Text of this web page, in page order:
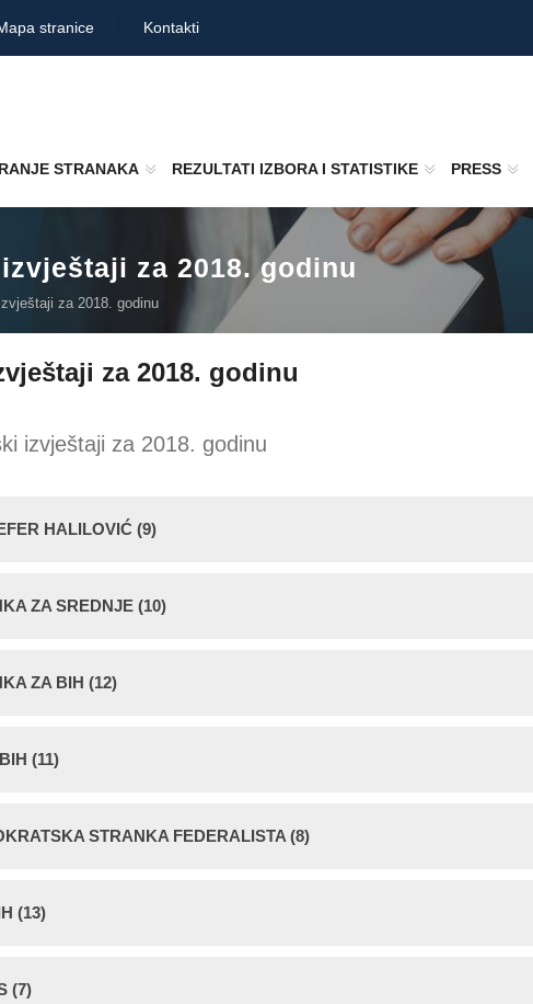
stranice Kontakti
STRANAKA REZULTATI IZBORA I STATISTIKE PRESS
za 2018. godinu
za 2018. godinu
za 2018. godinu
izvještaji za 2018. godinu
HALILOVIĆ (9)
ZA SREDNJE (10)
ZA BIH (12)
(11)
STRANKA FEDERALISTA (8)
(13)
(7)